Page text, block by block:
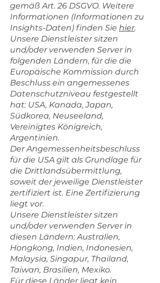
gemäß Art. 26 DSGVO. Weitere
Informationen (Informationen zu
Insights-Daten) finden Sie hier.
Unsere Dienstleister sitzen
und/oder verwenden Server in
folgenden Ländern, für die die
Europäische Kommission durch
Beschluss ein angemessenes
Datenschutzniveau festgestellt
hat: USA, Kanada, Japan,
Südkorea, Neuseeland,
Vereinigtes Königreich,
Argentinien.
Der Angemessenheitsbeschluss
für die USA gilt als Grundlage für
die Drittlandsübermittlung,
soweit der jeweilige Dienstleister
zertifiziert ist. Eine Zertifizierung
liegt vor.
Unsere Dienstleister sitzen
und/oder verwenden Server in
diesen Ländern: Australien,
Hongkong, Indien, Indonesien,
Malaysia, Singapur, Thailand,
Taiwan, Brasilien, Mexiko.
Für diese Länder liegt kein